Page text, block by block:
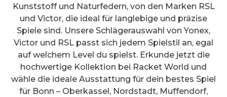
Kunststoff und Naturfedern, von den Marken RSL
und Victor, die ideal für langlebige und präzise
Spiele sind. Unsere Schlägerauswahl von Yonex,
Victor und RSL passt sich jedem Spielstil an, egal
auf welchem Level du spielst. Erkunde jetzt die
hochwertige Kollektion bei Racket World und
wähle die ideale Ausstattung für dein bestes Spiel
für Bonn – Oberkassel, Nordstadt, Muffendorf,